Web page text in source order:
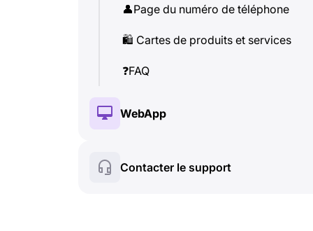
👤Page du numéro de téléphone
🛍 ️ Cartes de produits et services
❓FAQ
WebApp
Contacter le support